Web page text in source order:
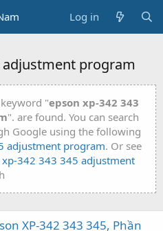
Log in
adjustment program
"epson xp-342 343
". are found. You can search
Google using the following
adjustment program. Or see
xp-342 343 345 adjustment
XP-342 343 345, Phần